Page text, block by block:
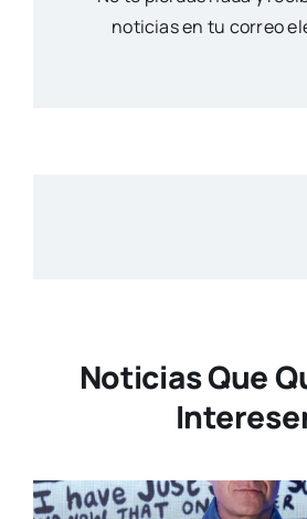
noticias en tu correo
Noticias Que